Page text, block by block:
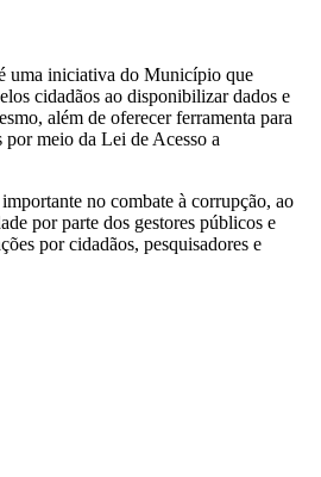
uma iniciativa do Município que
cidadãos ao disponibilizar dados e
além de oferecer ferramenta para
meio da Lei de Acesso a
no combate à corrupção, ao
por parte dos gestores públicos e
por cidadãos, pesquisadores e